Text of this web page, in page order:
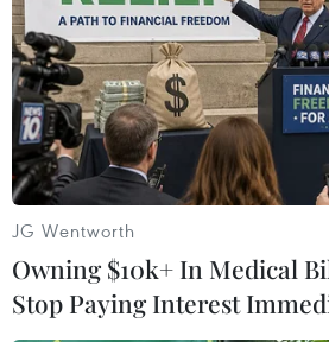
07/08/2026 01:52
Các thương hiệu xe cao cấp của
trong cuộc khủng hoảng lợi
04/08/2026 23:03
Bứt phá trước "tháng Ngâu":
đồng loạt bung chiêu kích cầu
JG Wentworth
Owning $10k+ In Medical
Stop Paying Interest